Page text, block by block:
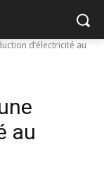
d’électricité au
au